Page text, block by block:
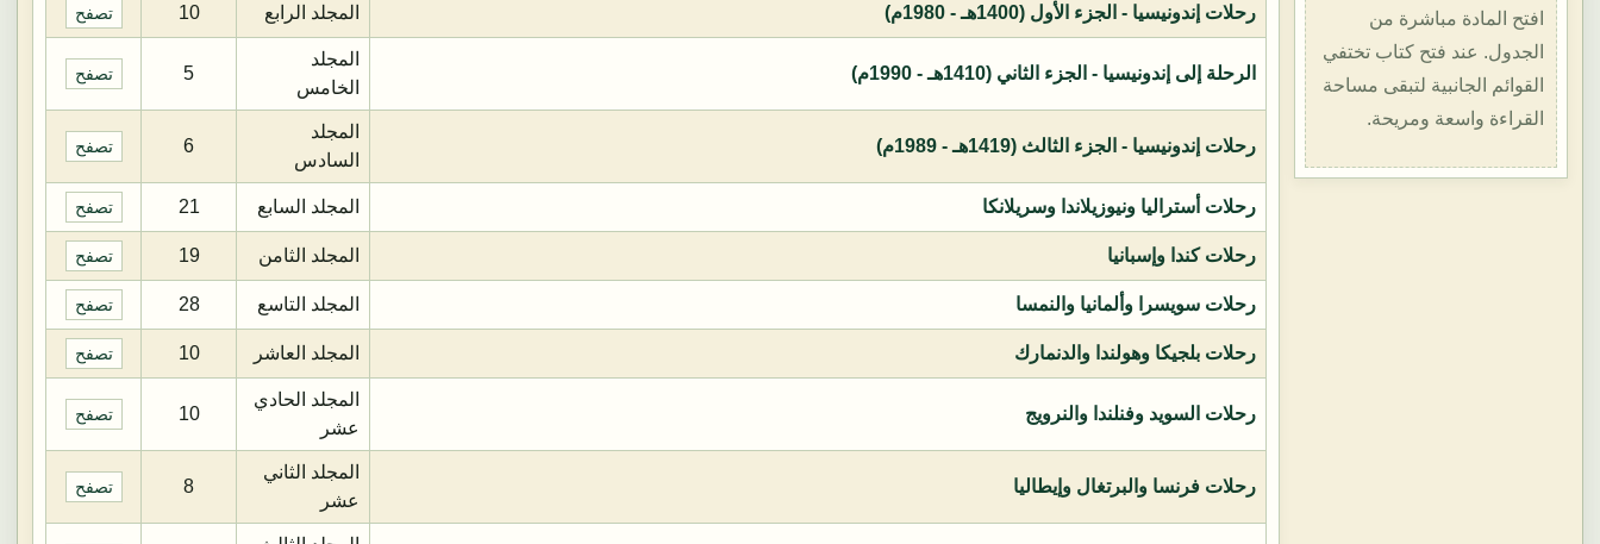
افتح المادة مباشرة من
الجدول. عند فتح كتاب تختفي
القوائم الجانبية لتبقى مساحة
القراءة واسعة ومريحة.
رحلات إندونيسيا - الجزء الأول (1400هـ - 1980م) المجلد الرابع 10 تصفح
الرحلة إلى إندونيسيا - الجزء الثاني (1410هـ - 1990م)
المجلد
الخامس
5 تصفح
رحلات إندونيسيا - الجزء الثالث (1419هـ - 1989م)
المجلد
السادس
6 تصفح
رحلات أستراليا ونيوزيلاندا وسريلانكا المجلد السابع 21 تصفح
رحلات كندا وإسبانيا المجلد الثامن 19 تصفح
رحلات سويسرا وألمانيا والنمسا المجلد التاسع 28 تصفح
رحلات بلجيكا وهولندا والدنمارك المجلد العاشر 10 تصفح
رحلات السويد وفنلندا والنرويج
المجلد الحادي
عشر
10 تصفح
رحلات فرنسا والبرتغال وإيطاليا
المجلد الثاني
عشر
8 تصفح